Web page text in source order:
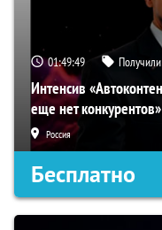
01:49:48
Интенсив
еще нет конкурентов»
Россия
Бесплатно